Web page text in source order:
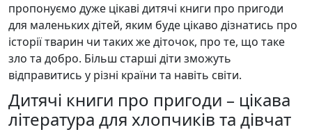
пропонуємо дуже цікаві дитячі книги про пригоди
для маленьких дітей, яким буде цікаво дізнатись про
історії тварин чи таких же діточок, про те, що таке
зло та добро. Більш старші діти зможуть
відправитись у різні країни та навіть світи.
Дитячі книги про пригоди – цікава
література для хлопчиків та дівчат